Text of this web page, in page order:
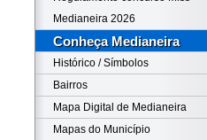
Medianeira 2026
Conheça Medianeira
Histórico / Símbolos
Bairros
Mapa Digital de Medianeira
Mapas do Município